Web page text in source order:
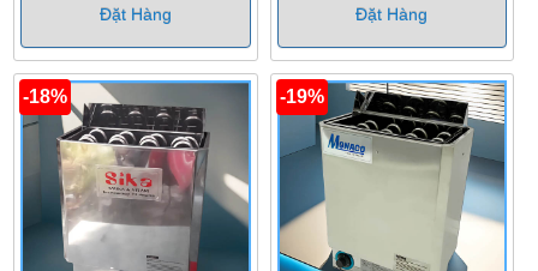
Đặt Hàng Đặt Hàng
-18% -19%